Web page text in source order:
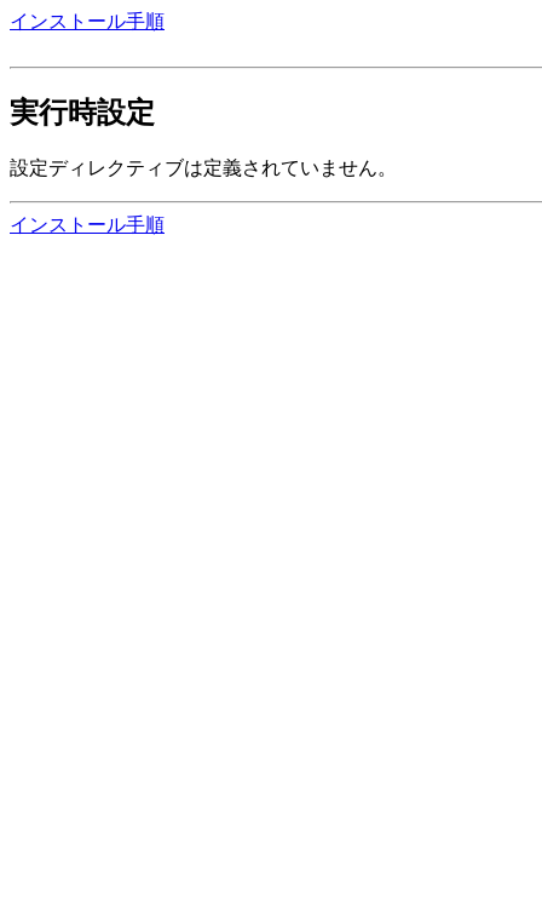
インストール手順
実行時設定
設定ディレクティブは定義されていません。
インストール手順